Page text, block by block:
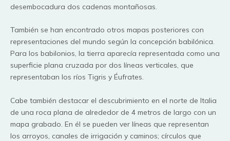
desembocadura dos cadenas montañosas.
También se han encontrado otros mapas posteriores con
representaciones del mundo según la concepción babilónica.
Para los babilonios, la tierra aparecía representada como una
superficie plana cruzada por dos líneas verticales, que
representaban los ríos Tigris y Éufrates.
Cabe también destacar el descubrimiento en el norte de Italia
de una roca plana de alrededor de 4 metros de largo con un
mapa grabado. En él se pueden ver líneas que representan
los arroyos, canales de irrigación y caminos; círculos que